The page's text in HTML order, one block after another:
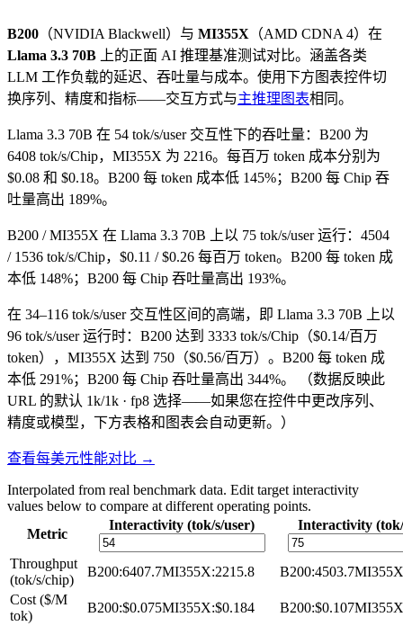
B200 （NVIDIA Blackwell）与 MI355X （AMD CDNA 4）在
Llama 3.3 70B 上的正面 AI 推理基准测试对比。涵盖各类
LLM 工作负载的延迟、吞吐量与成本。使用下方图表控件切
换序列、精度和指标——交互方式与主推理图表相同。
Llama 3.3 70B 在 54 tok/s/user 交互性下的吞吐量：B200 为
6408 tok/s/Chip，MI355X 为 2216。每百万 token 成本分别为
$0.08 和 $0.18。B200 每 token 成本低 145%；B200 每 Chip 吞
吐量高出 189%。
B200 / MI355X 在 Llama 3.3 70B 上以 75 tok/s/user 运行：4504
/ 1536 tok/s/Chip，$0.11 / $0.26 每百万 token。B200 每 token 成
本低 148%；B200 每 Chip 吞吐量高出 193%。
在 34–116 tok/s/user 交互性区间的高端，即 Llama 3.3 70B 上以
96 tok/s/user 运行时：B200 达到 3333 tok/s/Chip（$0.14/百万
token），MI355X 达到 750（$0.56/百万）。B200 每 token 成
本低 291%；B200 每 Chip 吞吐量高出 344%。
（数据反映此
URL 的默认 1k/1k · fp8 选择——如果您在控件中更改序列、
精度或模型，下方表格和图表会自动更新。）
查看每美元性能对比 →
Interpolated from real benchmark data. Edit target interactivity
values below to compare at different operating points.
Metric
Interactivity (tok/s/user) Interactivity
Throughput
(tok/s/chip)
B200:6407.7MI355X:2215.8 B200:4503.7MI355X
Cost ($/M
tok)
B200:$0.075MI355X:$0.184 B200:$0.107MI355X